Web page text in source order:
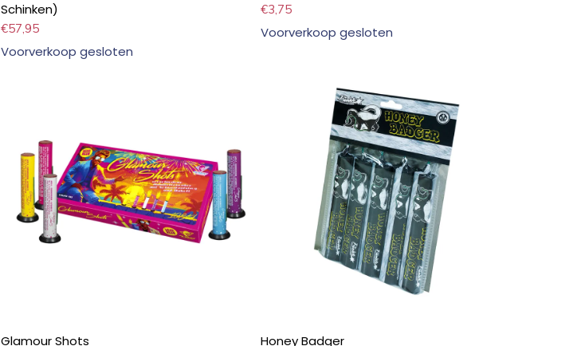
Schinken)
€57,95
Voorverkoop gesloten
€3,75
Voorverkoop gesloten
Glamour Shots Honey Badger